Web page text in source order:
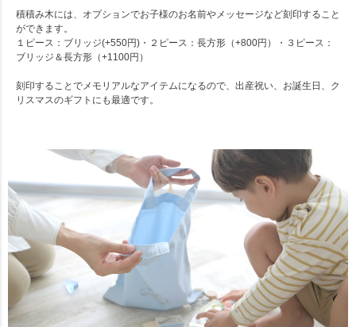
積積み木には、オプションでお子様のお名前やメッセージなど刻印すること
ができます。
１ピース：ブリッジ(+550円)・２ピース：長方形（+800円）・３ピース：
ブリッジ＆長方形（+1100円）
刻印することでメモリアルなアイテムになるので、出産祝い、お誕生日、ク
リスマスのギフトにも最適です。